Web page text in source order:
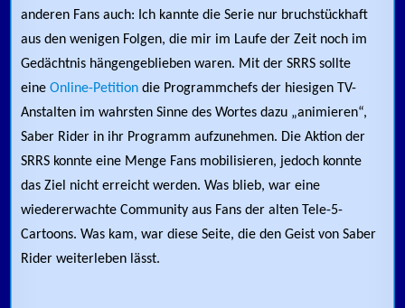
anderen Fans auch: Ich kannte die Serie nur bruchstückhaft
aus den wenigen Folgen, die mir im Laufe der Zeit noch im
Gedächtnis hängengeblieben waren. Mit der SRRS sollte
eineOnline-Petition die Programmchefs der hiesigen TV-
Anstalten im wahrsten Sinne des Wortes dazu „animieren“,
Saber Rider in ihr Programm aufzunehmen. Die Aktion der
SRRS konnte eine Menge Fans mobilisieren, jedoch konnte
das Ziel nicht erreicht werden. Was blieb, war eine
wiedererwachte Community aus Fans der alten Tele-5-
Cartoons. Was kam, war diese Seite, die den Geist von Saber
Rider weiterleben lässt.